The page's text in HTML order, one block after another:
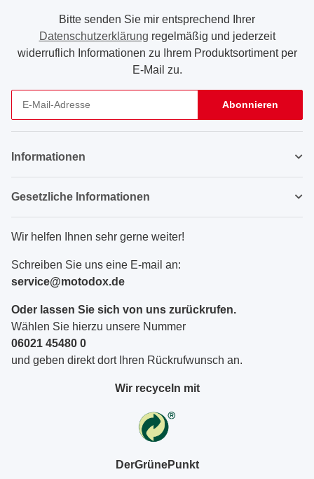
Bitte senden Sie mir entsprechend Ihrer
Datenschutzerklärung regelmäßig und jederzeit
widerruflich Informationen zu Ihrem Produktsortiment per
E-Mail zu.
Abonnieren
Informationen
Gesetzliche Informationen
Wir helfen Ihnen sehr gerne weiter!
Schreiben Sie uns eine E-mail an:
service@motodox.de
Oder lassen Sie sich von uns zurückrufen.
Wählen Sie hierzu unsere Nummer
06021 45480 0
und geben direkt dort Ihren Rückrufwunsch an.
Wir recyceln mit
DerGrünePunkt